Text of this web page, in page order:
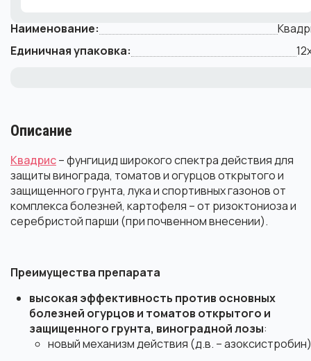
Наименование:
Единичная упаковка:
Описание
Квадрис– фунгицид широкого спектра действия для
защиты винограда, томатов и огурцов открытого и
защищенного грунта, лука и спортивных газонов от
комплекса болезней, картофеля – от ризоктониоза и
серебристой парши (при почвенном внесении).
Преимущества препарата
высокая эффективность против основных
болезней огурцов и томатов открытого и
защищенного грунта, виноградной лозы:
новый механизм действия (д.в. –